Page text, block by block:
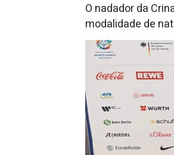
O nadador da
modalidade de